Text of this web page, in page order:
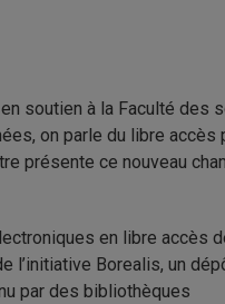
soutien à la Faculté des
on parle du libre accès
présente ce nouveau
en libre accès
l’initiative Borealis, un
par des bibliothèques